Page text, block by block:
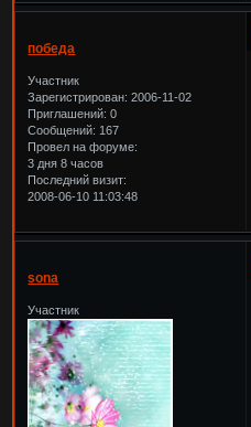
победа
Участник
Зарегистрирован: 2006-11-02
Приглашений: 0
Сообщений: 167
Провел на форуме:
3 дня 8 часов
Последний визит:
2008-06-10 11:03:48
sona
Участник